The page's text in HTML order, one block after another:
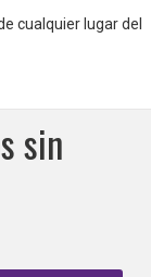
cualquier lugar del
sin